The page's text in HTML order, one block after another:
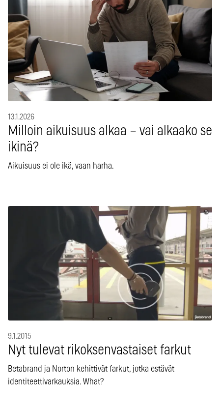
13.1.2026
Milloin aikuisuus alkaa – vai alkaako se
ikinä?
Aikuisuus ei ole ikä, vaan harha.
9.1.2015
Nyt tulevat rikoksenvastaiset farkut
Betabrand ja Norton kehittivät farkut, jotka estävät
identiteettivarkauksia. What?